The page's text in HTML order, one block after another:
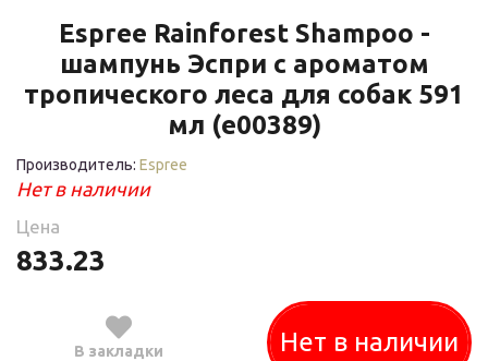
Espree Rainforest Shampoo -
шампунь Эспри с ароматом
тропического леса для собак 591
мл (e00389)
Производитель: Espree
Нет в наличии
Цена
833.23
В закладки Нет в наличии